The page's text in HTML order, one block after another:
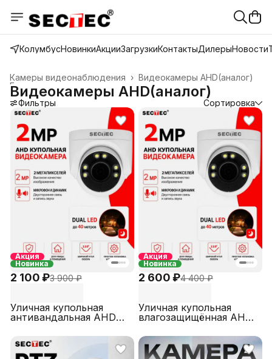
КолумбусНовинкиАкцииЗагрузкиКонтактыДилерыНовости
Видеокамеры AHD(аналог)
Камеры видеонаблюдения ›
Главная
Видеокамеры AHD(аналог)
Фильтры Сортировка
Акция
Новинка
2 100 ₽3 900 ₽
Уличная купольная
антивандальная AHD
видеонаблюдения 2МП
SECTEC ST-AHD790-
2M-2.8-DA
Акция
Новинка
2 600 ₽4 400 ₽
Уличная купольная
влагозащищённая AHD
видеонаблюдения 2МП
SECTEC ST-AHD890-
2M-2.8-DA